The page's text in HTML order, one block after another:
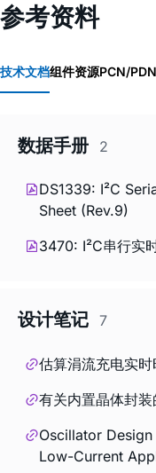
参考资料
技术文档组件资源PCN/
数据手册 2
DS1339: I²C
Sheet (Rev.9)
3470: I²C串行实
设计笔记 7
估算涓流充电实
有关内置晶体封
Oscillator
Low-Current